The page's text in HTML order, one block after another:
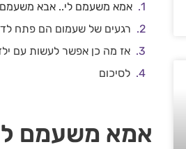
אמא משעמם לי.. אבא משעמם
רגעים של שעמום הם פתח
אז מה כן אפשר לעשות עם
לסיכום
אמא משעמם